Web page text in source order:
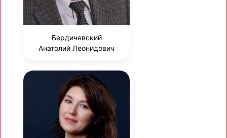
Бердичевский
Анатолий Леонидович